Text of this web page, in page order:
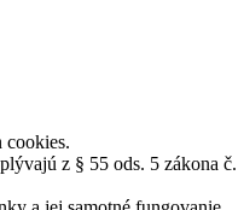
cookies.
z § 55 ods. 5 zákona č.